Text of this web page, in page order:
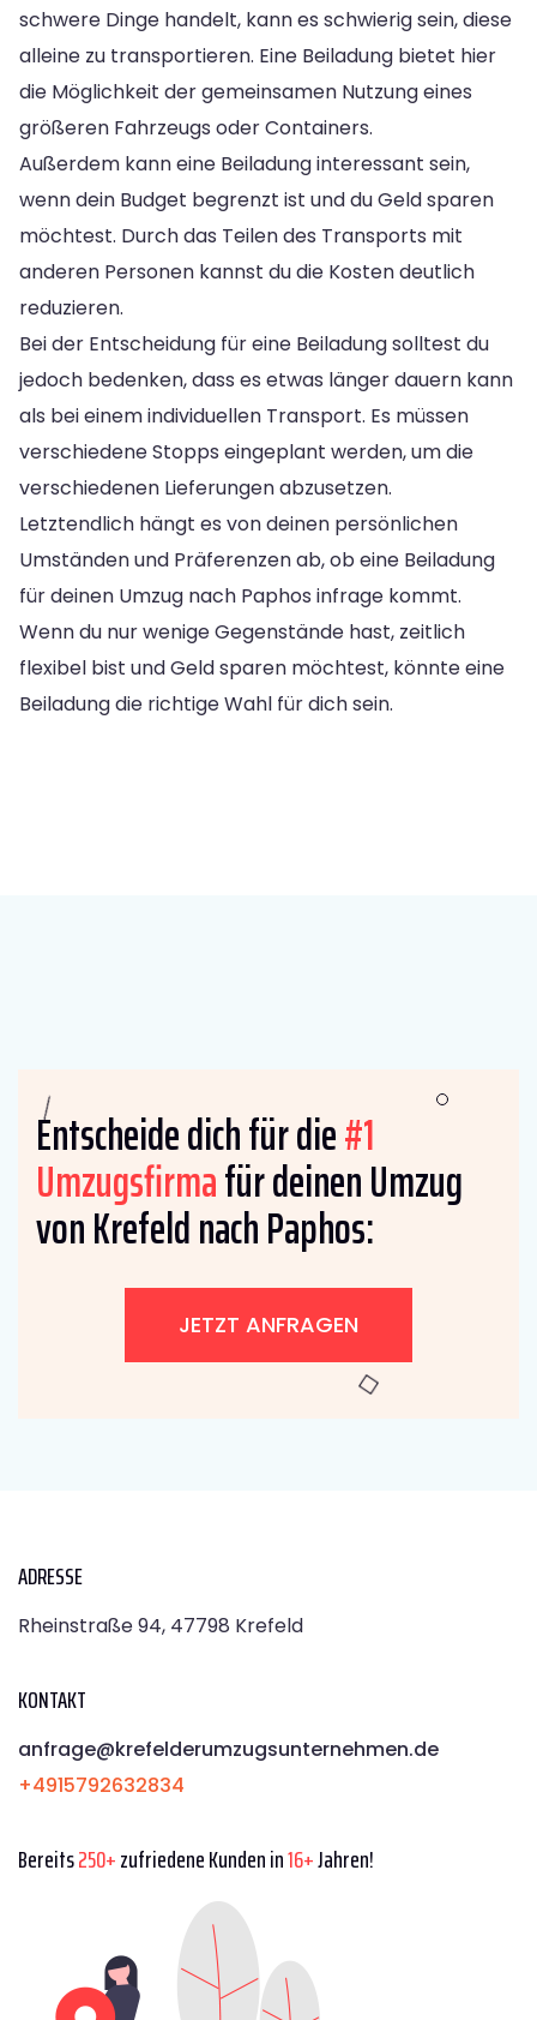
schwere Dinge handelt, kann es schwierig sein, diese
alleine zu transportieren. Eine Beiladung bietet hier
die Möglichkeit der gemeinsamen Nutzung eines
größeren Fahrzeugs oder Containers.
Außerdem kann eine Beiladung interessant sein,
wenn dein Budget begrenzt ist und du Geld sparen
möchtest. Durch das Teilen des Transports mit
anderen Personen kannst du die Kosten deutlich
reduzieren.
Bei der Entscheidung für eine Beiladung solltest du
jedoch bedenken, dass es etwas länger dauern kann
als bei einem individuellen Transport. Es müssen
verschiedene Stopps eingeplant werden, um die
verschiedenen Lieferungen abzusetzen.
Letztendlich hängt es von deinen persönlichen
Umständen und Präferenzen ab, ob eine Beiladung
für deinen Umzug nach Paphos infrage kommt.
Wenn du nur wenige Gegenstände hast, zeitlich
flexibel bist und Geld sparen möchtest, könnte eine
Beiladung die richtige Wahl für dich sein.
Entscheide dich für die#1
Umzugsfirmafür deinen Umzug
von Krefeld nach Paphos:
JETZT ANFRAGEN
ADRESSE
Rheinstraße 94, 47798 Krefeld
KONTAKT
anfrage@krefelderumzugsunternehmen.de
+4915792632834
Bereits250+zufriedene Kunden in16+Jahren!